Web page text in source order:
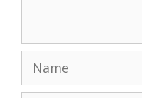
Name